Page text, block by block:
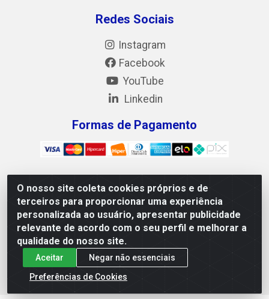
O nosso site coleta cookies próprios e de
terceiros para proporcionar uma experiência
personalizada ao usuário, apresentar publicidade
relevante de acordo com o seu perfil e melhorar a
qualidade do nosso site.
Aceitar
Negar não essenciais
Preferências de Cookies
Redes Sociais
Instagram
Facebook
YouTube
Linkedin
Formas de Pagamento
Mix Alimentos LTDA - Quadra Asr Ne 55 (412 Norte), Alameda
02, S/N - Plano Diretor Norte, Palmas/TO - CEP 77.006-540 -
CNPJ 05.922.500/0001-02